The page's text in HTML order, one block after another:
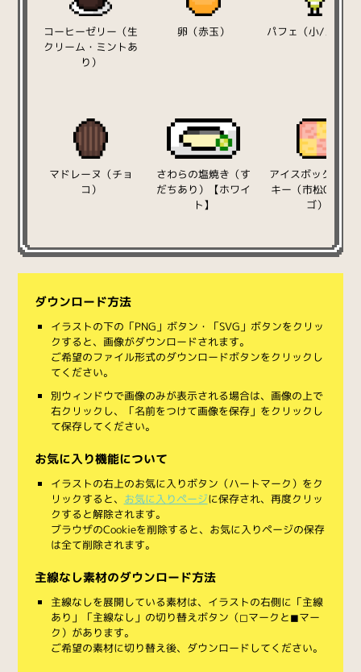
コーヒーゼリー（生
クリーム・ミントあ
り）
卵（赤玉） パフェ（小/メロン
マドレーヌ（チョ
コ）
さわらの塩焼き（す
だちあり）【ホワイ
ト】
アイスボックスク
キー（市松01/イ
ゴ）
ダウンロード方法
イラストの下の「PNG」ボタン・「SVG」ボタンをクリッ
クすると、画像がダウンロードされます。
ご希望のファイル形式のダウンロードボタンをクリックし
てください。
別ウィンドウで画像のみが表示される場合は、画像の上で
右クリックし、「名前をつけて画像を保存」をクリックし
て保存してください。
お気に入り機能について
イラストの右上のお気に入りボタン（ハートマーク）をク
リックすると、 お気に入りページに保存され、再度クリッ
クすると解除されます。
ブラウザのCookieを削除すると、お気に入りページの保存
は全て削除されます。
主線なし素材のダウンロード方法
主線なしを展開している素材は、イラストの右側に「主線
あり」「主線なし」の切り替えボタン（◻︎マークと◼︎マー
ク）があります。
ご希望の素材に切り替え後、ダウンロードしてください。